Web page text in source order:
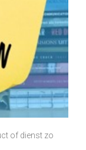
of dienst zo